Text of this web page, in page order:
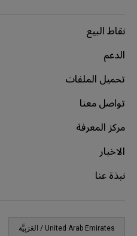
نقاط البيع
الدعم
تحميل الملفات
تواصل معنا
مركز المعرفة
الاخبار
نبذة عنا
United Arab Emirates / العَرَبِيَّة